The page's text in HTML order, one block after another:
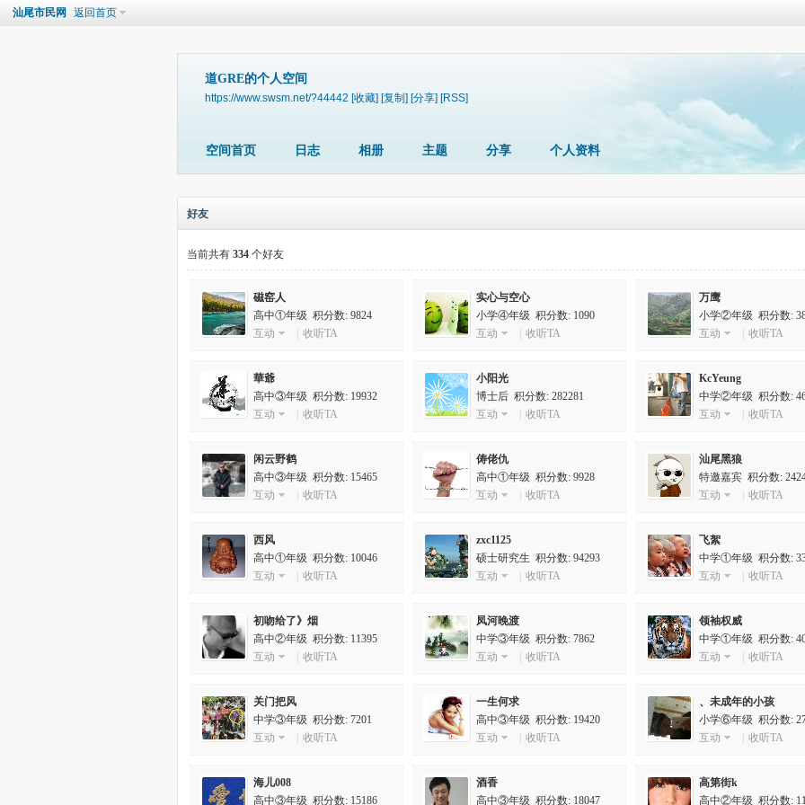
汕尾市民网 返回首页
道GRE的个人空间
https://www.swsm.net/?44442 [收藏] [复制] [分享] [RSS]
空间首页 日志 相册 主题 分享 个人资料
好友
当前共有 334 个好友
磁窑人
高中①年级 积分数: 9824
互动
收听TA
实心与空心
小学④年级 积分数: 1090
互动
收听TA
万鹰
小学②年级 积分数:
互动
收听TA
華爺
高中③年级 积分数: 19932
互动
收听TA
小阳光
博士后 积分数: 282281
互动
收听TA
KcYeung
中学②年级 积分数:
互动
收听TA
闲云野鹤
高中③年级 积分数: 15465
互动
收听TA
俦佬仇
高中①年级 积分数: 9928
互动
收听TA
汕尾黑狼
特邀嘉宾 积分数:
互动
收听TA
西风
高中①年级 积分数: 10046
互动
收听TA
zxc1125
硕士研究生 积分数: 94293
互动
收听TA
飞絮
中学①年级 积分数:
互动
收听TA
初吻给了》烟
高中②年级 积分数: 11395
互动
收听TA
凤河晚渡
中学③年级 积分数: 7862
互动
收听TA
领袖权威
中学①年级 积分数:
互动
收听TA
关门把风
中学③年级 积分数: 7201
互动
收听TA
一生何求
高中③年级 积分数: 19420
互动
收听TA
、未成年的小孩
小学⑥年级 积分数:
互动
收听TA
海儿008
高中③年级 积分数: 15186
酒香
高中③年级 积分数: 18047
高第街k
高中②年级 积分数: